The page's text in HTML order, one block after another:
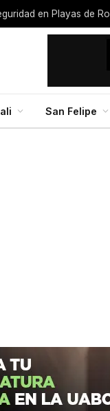
en Playas de
San Felipe